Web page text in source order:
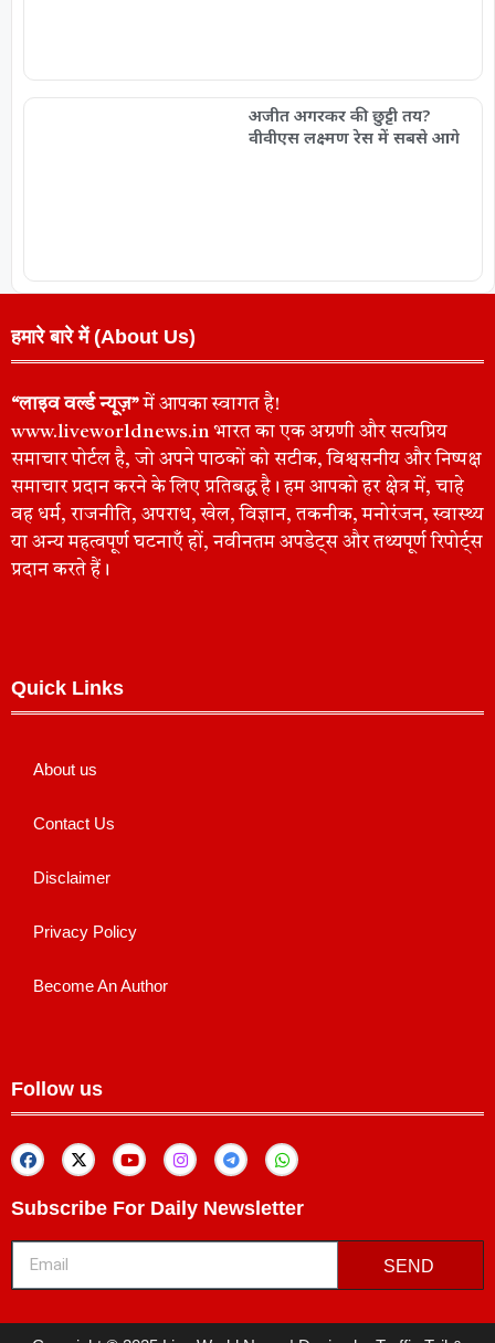
अजीत अगरकर की छुट्टी तय?
वीवीएस लक्ष्मण रेस में सबसे आगे
हमारे बारे में (About Us)
“लाइव वर्ल्ड न्यूज़”में आपका स्वागत है!
www.liveworldnews.in भारत का एक अग्रणी और सत्यप्रिय
समाचार पोर्टल है, जो अपने पाठकों को सटीक, विश्वसनीय और निष्पक्ष
समाचार प्रदान करने के लिए प्रतिबद्ध है। हम आपको हर क्षेत्र में, चाहे
वह धर्म, राजनीति, अपराध, खेल, विज्ञान, तकनीक, मनोरंजन, स्वास्थ्य
या अन्य महत्वपूर्ण घटनाएँ हों, नवीनतम अपडेट्स और तथ्यपूर्ण रिपोर्ट्स
प्रदान करते हैं।
Quick Links
About us
Contact Us
Disclaimer
Privacy Policy
Become An Author
Follow us
Subscribe For Daily Newsletter
SEND